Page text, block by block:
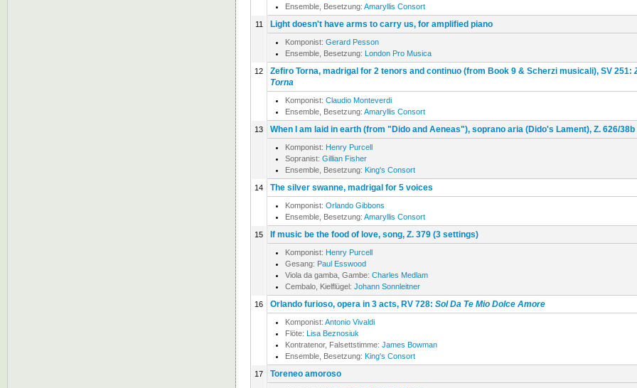
Ensemble, Besetzung: Amaryllis Consort
11 Light doesn't have arms to carry us, for amplified piano
Komponist: Gerard Pesson
Ensemble, Besetzung: London Pro Musica
12 Zefiro Torna, madrigal for 2 tenors and continuo (from Book 9 & Scherzi musicali), SV 251:
Torna
Komponist: Claudio Monteverdi
Ensemble, Besetzung: Amaryllis Consort
13 When I am laid in earth (from "Dido and Aeneas"), soprano aria (Dido's Lament), Z. 626/38b
Komponist: Henry Purcell
Sopranist: Gillian Fisher
Ensemble, Besetzung: King's Consort
14 The silver swanne, madrigal for 5 voices
Komponist: Orlando Gibbons
Ensemble, Besetzung: Amaryllis Consort
15 If music be the food of love, song, Z. 379 (3 settings)
Komponist: Henry Purcell
Gesang: Paul Esswood
Viola da gamba, Gambe: Charles Medlam
Cembalo, Kielflügel: Johann Sonnleitner
16 Orlando furioso, opera in 3 acts, RV 728: Sol Da Te Mio Dolce Amore
Komponist: Antonio Vivaldi
Flöte: Lisa Beznosiuk
Kontratenor, Falsettstimme: James Bowman
Ensemble, Besetzung: King's Consort
17 Toreneo amoroso